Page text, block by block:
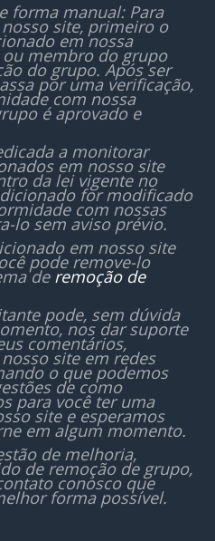
forma manual: Para
site, primeiro o
em nossa
membro do grupo
do grupo. Após ser
por uma verificação,
com nossa
é aprovado e
a monitorar
em nosso site
da lei vigente no
for modificado
com nossas
lo sem aviso prévio.
em nosso site
pode remove-lo
de remoção de
pode, sem dúvida
nos dar suporte
comentários,
site em redes
o que podemos
de como
para você ter uma
site e esperamos
em algum momento.
de melhoria,
de remoção de grupo,
conosco que
forma possível.